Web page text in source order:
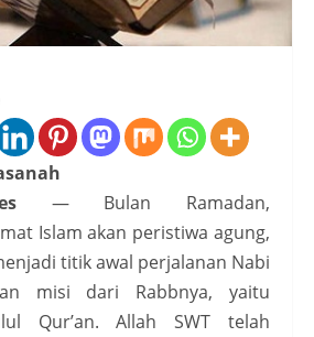
— Bulan Ramadan,
Islam akan peristiwa agung,
titik awal perjalanan Nabi
misi dari Rabbnya, yaitu
Qur’an. Allah SWT telah